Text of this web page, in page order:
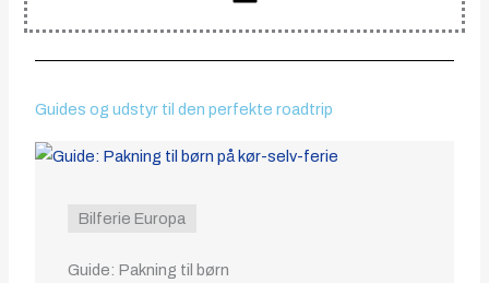
Menu
Guides og udstyr til den perfekte roadtrip
Bilferie Europa
Guide: Pakning til børn